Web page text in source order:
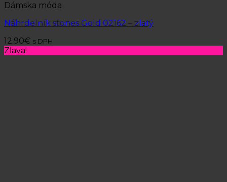
Dámska móda
Náhrdelník stones Gold 02162 – zlatý
12.90€ s DPH
Zľava!